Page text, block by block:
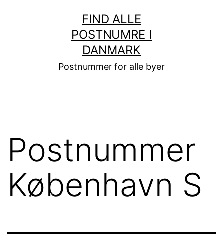
FIND ALLE
POSTNUMRE I
DANMARK
Postnummer for alle byer
Postnummer
København S